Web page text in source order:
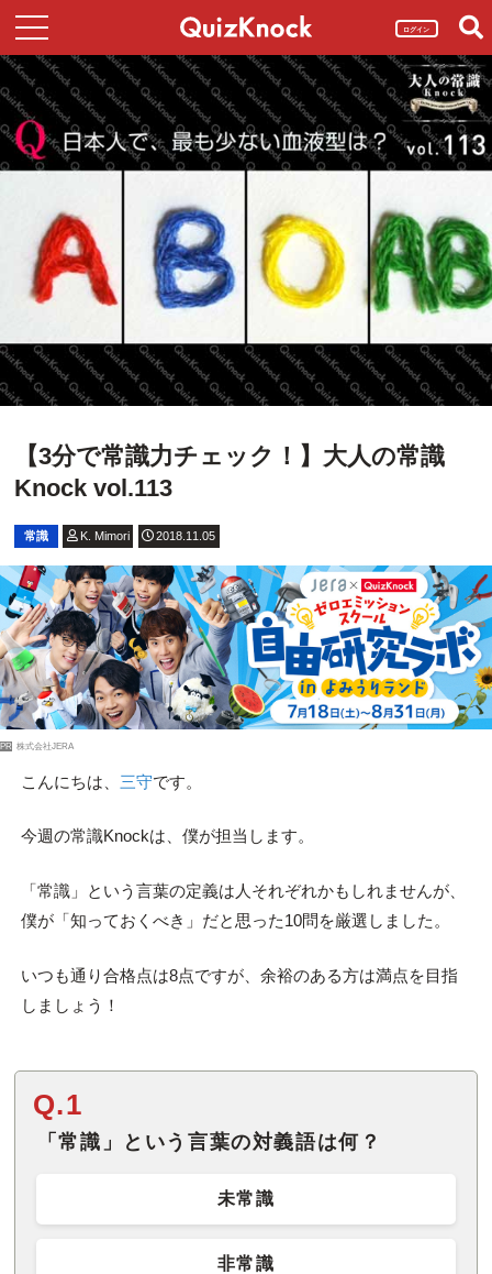
ログイン
【3分で常識力チェック！】大人の常識
Knock vol.113
常識 K. Mimori 2018.11.05
PR 株式会社JERA
こんにちは、 三守です。
今週の常識Knockは、僕が担当します。
「常識」という言葉の定義は人それぞれかもしれませんが、
僕が「知っておくべき」だと思った10問を厳選しました。
いつも通り合格点は8点ですが、余裕のある方は満点を目指
しましょう！
Q.1
「常識」という言葉の対義語は何？
未常識
非常識